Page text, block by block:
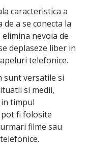
caracteristica a
a se conecta la
nevoia de
deplaseze liber in
telefonice.
sunt versatile si
si medii,
timpul
pot fi folosite
filme sau